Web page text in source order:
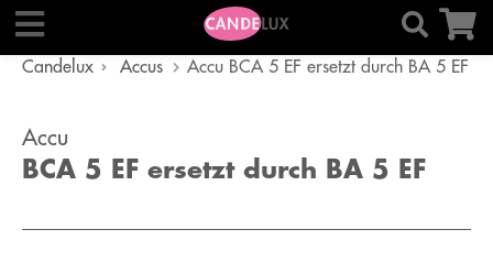
Candelux Accus Accu BCA 5 EF ersetzt durch BA 5 EF
Accu
BCA 5 EF ersetzt durch BA 5 EF